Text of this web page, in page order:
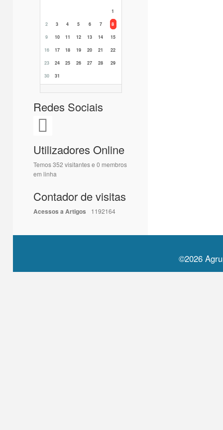
1
2
3 4 5 6 7
8
9
10 11 12 13 14
15
16
17 18 19 20 21
22
23
24 25 26 27 28
29
30
31
Redes Sociais
Utilizadores Online
Temos 352 visitantes e 0 membros
em linha
Contador de visitas
Acessos a Artigos 1192164
©2026